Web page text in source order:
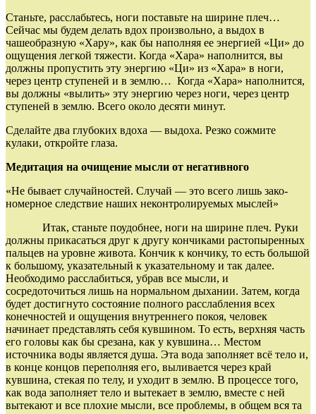
Станьте, расслабьтесь, ноги поставьте на ширине плеч…
Сейчас мы будем делать вдох произвольно, а выдох в
чашеобразную «Хару», как бы наполняя ее энергией «Ци» до
ощущения легкой тяжести. Когда «Хара» наполнится, вы
должны пропустить эту энергию «Ци» из «Хара» в ноги,
через центр ступеней и в землю… Когда «Хара» наполнится,
вы должны «вылить» эту энергию через ноги, через центр
ступеней в землю. Всего около десяти минут.
Сделайте два глубоких вдоха — выдоха. Резко сожмите
кулаки, откройте глаза.
Медитация на очищение мысли от негатив­ного
«Не бы­вает случайностей. Случай — это всего лишь за­ко­
номерное следствие наших неконтро­ли­ру­емых мыслей»
Итак, станьте поудобнее, ноги на ширине плеч. Руки
должны прикасаться друг к другу кончиками растопыренных
пальцев на уровне живота. Кончик к кончику, то есть большой
к боль­шому, указательный к указательному и так далее.
Необходимо расслабиться, убрав все мысли, и
сосредоточиться лишь на нормальном дыхании. Затем, когда
будет достигнуто состояние полного расслабления всех
конечностей и ощущения внутрен­него покоя, человек
начинает представлять себя кувшином. То есть, верхняя часть
его головы как бы срезана, как у кувшина… Местом
источника во­ды является душа. Эта вода заполняет всё тело и,
в конце концов переполняя его, выливается через край
кувшина, стекая по телу, и уходит в землю. В про­цессе того,
как вода заполняет тело и вытекает в землю, вместе с ней
вытекают и все плохие мысли, все проблемы, в общем вся та